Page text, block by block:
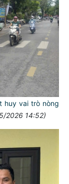
huy vai trò nòng
2026 14:52)